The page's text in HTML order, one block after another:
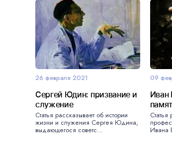
26 февраля 2021
Сергей Юдин: призвание и
служение
Статья рассказывает об истории
жизни и служения Сергея Юдина,
выдающегося советс...
09
Иван
Ивана